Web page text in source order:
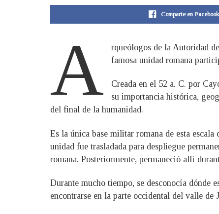
Comparte en Facebook
A
rqueólogos de la Autoridad
famosa unidad romana
Creada en el 52 a. C. por
su importancia histórica,
del final de la humanidad.
Es la única base militar romana de esta
unidad fue trasladada para despliegue
romana. Posteriormente, permaneció allí
Durante mucho tiempo, se desconocía dónde
encontrarse en la parte occidental del valle